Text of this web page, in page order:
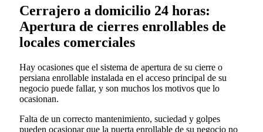
Cerrajero a domicilio 24 horas:
Apertura de cierres enrollables de
locales comerciales
Hay ocasiones que el sistema de apertura de su cierre o
persiana enrollable instalada en el acceso principal de su
negocio puede fallar, y son muchos los motivos que lo
ocasionan.
Falta de un correcto mantenimiento, suciedad y golpes
pueden ocasionar que la puerta enrollable de su negocio no